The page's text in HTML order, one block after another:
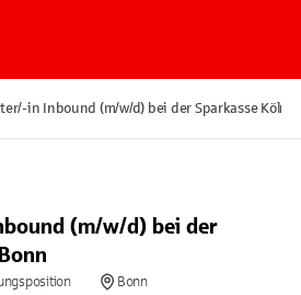
in Inbound (m/w/d) bei der Sparkasse
(m/w/d) bei der
Bonn